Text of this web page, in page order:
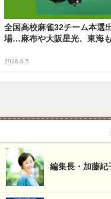
全国高校麻雀32チーム本選
場…麻布や大阪星光、東海も
2026.8.5
編集長・加藤紀